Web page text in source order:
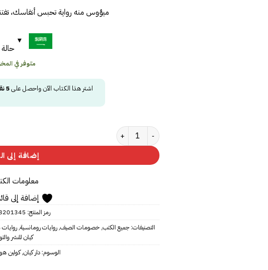
ميؤوس منه رواية تحبس أنفاسك،
متوفر في
اشتر هذا الكتاب الآن واحصل على 5
كمية ميؤوس منه
إضافة إلى
معلومات
إضافة إلى
رمز المنتج:
التصنيفات:جميع الكتب,خصومات الصيف,روايات رومانسية,
كيان للنشر
الوسوم: دار كيان,كولين